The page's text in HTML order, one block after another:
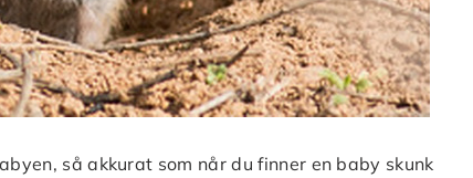
så akkurat som når du finner en baby skunk